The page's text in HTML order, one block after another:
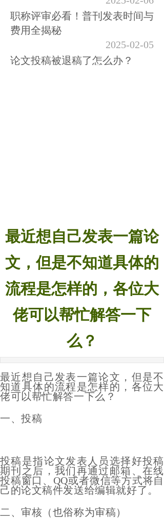
职称评审必看！普刊发表时间与
费用全揭秘
2025-02-05
论文投稿被退稿了怎么办？
物，能不能发？
2024-08-19
最近想自己发表一篇论
文，但是不知道具体的
流程是怎样的，各位大
佬可以帮忙解答一下
么？
最近想自己发表一篇论文，但是不
知道具体的流程是怎样的，各位大
佬可以帮忙解答一下么？
一、投稿
投稿是指论文发表人员选择好投稿
期刊之后，我们再通过邮箱、在线
投稿窗口、QQ或者微信等方式将自
己的论文稿件发送给编辑就好了。
二、审核（也俗称为审稿）